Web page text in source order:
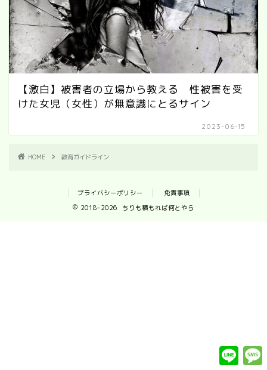
【激白】被害者の立場から教える 性被害を受
けた女児（女性）が無意識にとるサイン
2023-06-15
HOME 教育ガイドライン
プライバシーポリシー
免責事項
2018–2026 ちりも積もれば何とやら
L